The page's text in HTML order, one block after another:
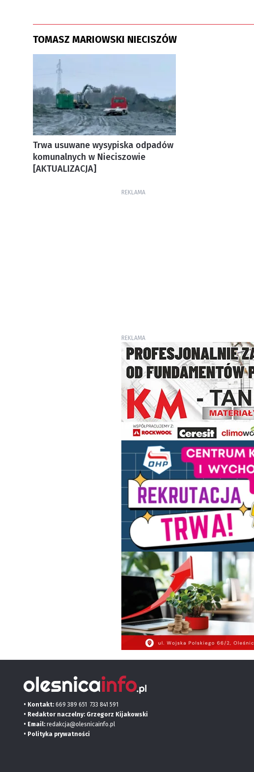
TOMASZ MARIOWSKI NIECISZÓW
Trwa usuwane wysypiska odpadów
komunalnych w Nieciszowie
[AKTUALIZACJA]
REKLAMA
REKLAMA
• Kontakt: 669 389 651 733 841 591
• Redaktor naczelny: Grzegorz Kijakowski
• Email: redakcja@olesnicainfo.pl
• Polityka prywatności